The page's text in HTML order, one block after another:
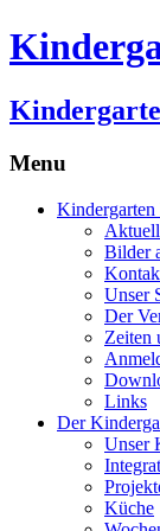
Menu
Skip
Kindergarten
Bilder
Unser
Der
Zeiten
Links
Der
Unser
Küche